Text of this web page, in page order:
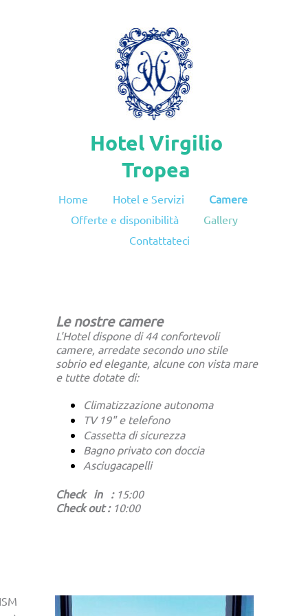
Hotel Virgilio
Tropea
Home Hotel e Servizi
Camere
Offerte e disponibilità
Gallery
Contattateci
Le nostre camere
L'Hotel dispone di 44 confortevoli
camere, arredate secondo uno stile
sobrio ed elegante, alcune con vista mare
e tutte dotate di:
Climatizzazione autonoma
TV 19" e telefono
Cassetta di sicurezza
Bagno privato con doccia
Asciugacapelli
Check in :15:00
Check out : 10:00